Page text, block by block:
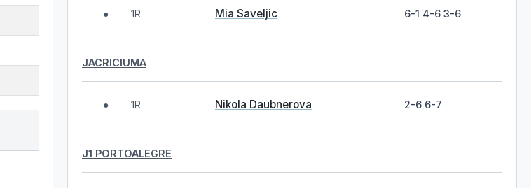
● 1R Mia Saveljic 6-1 4-6 3-6
JACRICIUMA
● 1R Nikola Daubnerova 2-6 6-7
J1 PORTOALEGRE